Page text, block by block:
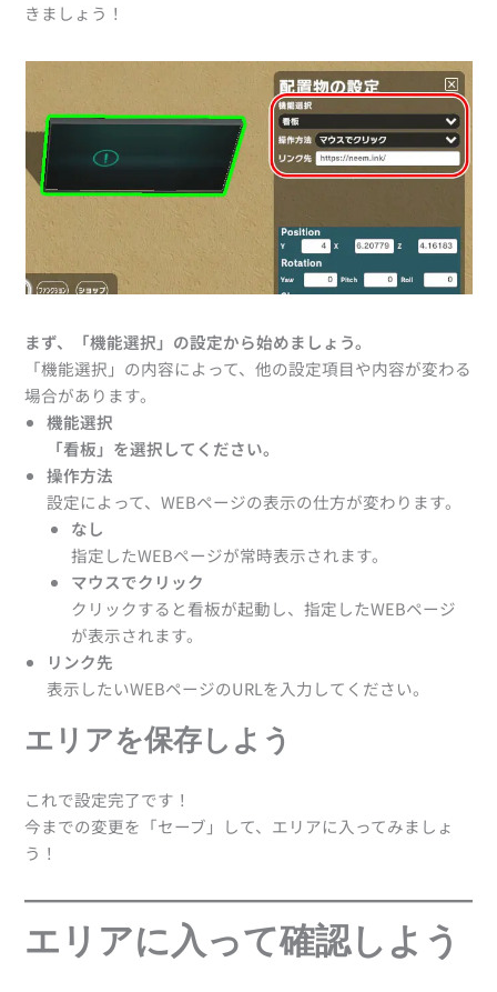
きましょう！
まず、「機能選択」の設定から始めましょう。
「機能選択」の内容によって、他の設定項目や内容が変わる
場合があります。
機能選択
「看板」を選択してください。
操作方法
設定によって、WEBページの表示の仕方が変わります。
なし
指定したWEBページが常時表示されます。
マウスでクリック
クリックすると看板が起動し、指定したWEBページ
が表示されます。
リンク先
表示したいWEBページのURLを入力してください。
エリアを保存しよう
これで設定完了です！
今までの変更を「セーブ」して、エリアに入ってみましょ
う！
エリアに入って確認しよう